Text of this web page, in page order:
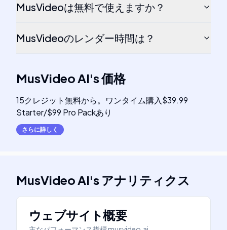
MusVideoは無料で使えますか？
MusVideoのレンダー時間は？
MusVideo AI's価格
15クレジット無料から。ワンタイム購入$39.99
Starter/$99 Pro Packあり
さらに詳しく
MusVideo AI's アナリティクス
ウェブサイト概要